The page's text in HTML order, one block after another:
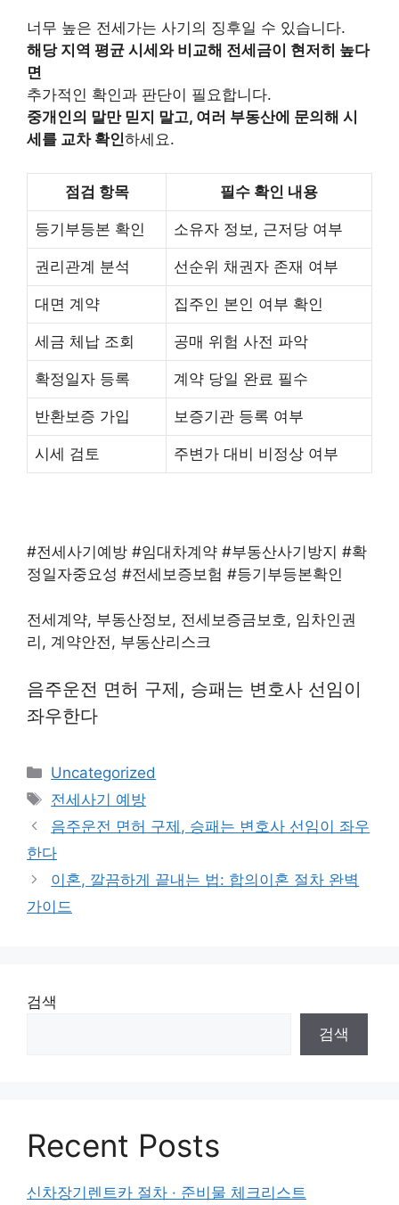
너무 높은 전세가는 사기의 징후일 수 있습니다.
해당 지역 평균 시세와 비교해 전세금이 현저히 높다
면
추가적인 확인과 판단이 필요합니다.
중개인의 말만 믿지 말고, 여러 부동산에 문의해 시
세를 교차 확인하세요.
점검 항목 필수 확인 내용
등기부등본 확인 소유자 정보, 근저당 여부
권리관계 분석 선순위 채권자 존재 여부
대면 계약 집주인 본인 여부 확인
세금 체납 조회 공매 위험 사전 파악
확정일자 등록 계약 당일 완료 필수
반환보증 가입 보증기관 등록 여부
시세 검토 주변가 대비 비정상 여부
#전세사기예방 #임대차계약 #부동산사기방지 #확
정일자중요성 #전세보증보험 #등기부등본확인
전세계약, 부동산정보, 전세보증금보호, 임차인권
리, 계약안전, 부동산리스크
음주운전 면허 구제, 승패는 변호사 선임이
좌우한다
Categories
Uncategorized
Tags
전세사기 예방
음주운전 면허 구제, 승패는 변호사 선임이 좌우
한다
이혼, 깔끔하게 끝내는 법: 합의이혼 절차 완벽
가이드
검색
검색
Recent Posts
신차장기렌트카 절차 · 준비물 체크리스트